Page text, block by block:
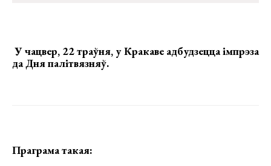
У чацвер, 22 траўня, у Кракаве адбудзеццаімпрэза
да Дня палітвязняў.
Праграма такая: